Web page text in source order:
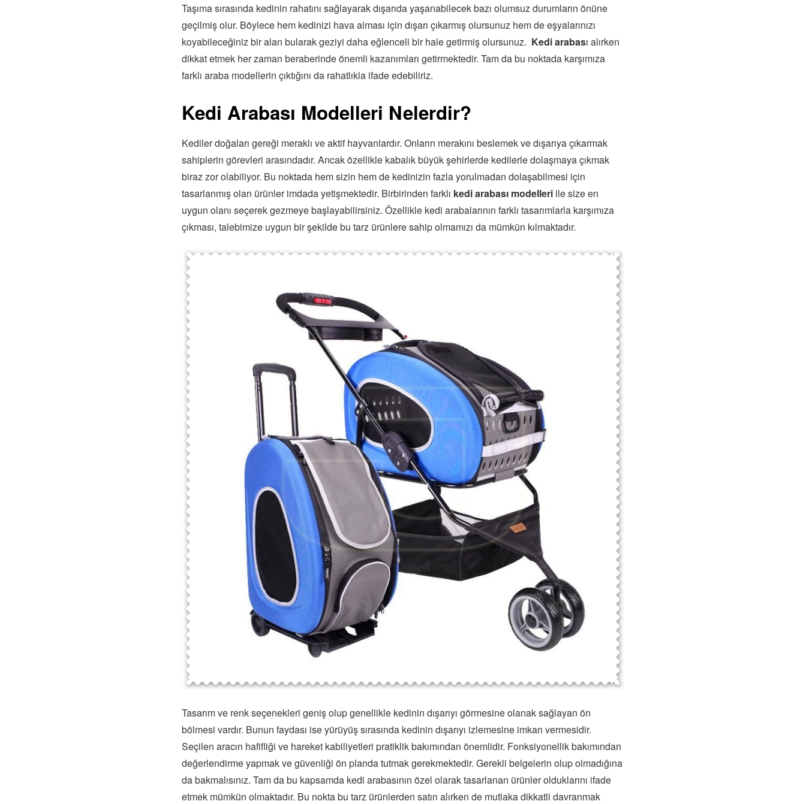
Taşıma sırasında kedinin rahatını sağlayarak dışarıda yaşanabilecek bazı olumsuz durumların önüne
geçilmiş olur. Böylece hem kedinizi hava alması için dışarı çıkarmış olursunuz hem de eşyalarınızı
koyabileceğiniz bir alan bularak geziyi daha eğlenceli bir hale getirmiş olursunuz. Kedi arabası alırken
dikkat etmek her zaman beraberinde önemli kazanımları getirmektedir. Tam da bu noktada karşımıza
farklı araba modellerin çıktığını da rahatlıkla ifade edebiliriz.
Kedi Arabası Modelleri Nelerdir?
Kediler doğaları gereği meraklı ve aktif hayvanlardır. Onların merakını beslemek ve dışarıya çıkarmak
sahiplerin görevleri arasındadır. Ancak özellikle kabalık büyük şehirlerde kedilerle dolaşmaya çıkmak
biraz zor olabiliyor. Bu noktada hem sizin hem de kedinizin fazla yorulmadan dolaşabilmesi için
tasarlanmış olan ürünler imdada yetişmektedir. Birbirinden farklı kedi arabası modelleri ile size en
uygun olanı seçerek gezmeye başlayabilirsiniz. Özellikle kedi arabalarının farklı tasarımlarla karşımıza
çıkması, talebimize uygun bir şekilde bu tarz ürünlere sahip olmamızı da mümkün kılmaktadır.
Tasarım ve renk seçenekleri geniş olup genellikle kedinin dışarıyı görmesine olanak sağlayan ön
bölmesi vardır. Bunun faydası ise yürüyüş sırasında kedinin dışarıyı izlemesine imkan vermesidir.
Seçilen aracın hafifliği ve hareket kabiliyetleri pratiklik bakımından önemlidir. Fonksiyonellik bakımından
değerlendirme yapmak ve güvenliği ön planda tutmak gerekmektedir. Gerekli belgelerin olup olmadığına
da bakmalısınız. Tam da bu kapsamda kedi arabasının özel olarak tasarlanan ürünler olduklarını ifade
etmek mümkün olmaktadır. Bu nokta bu tarz ürünlerden satın alırken de mutlaka dikkatli davranmak